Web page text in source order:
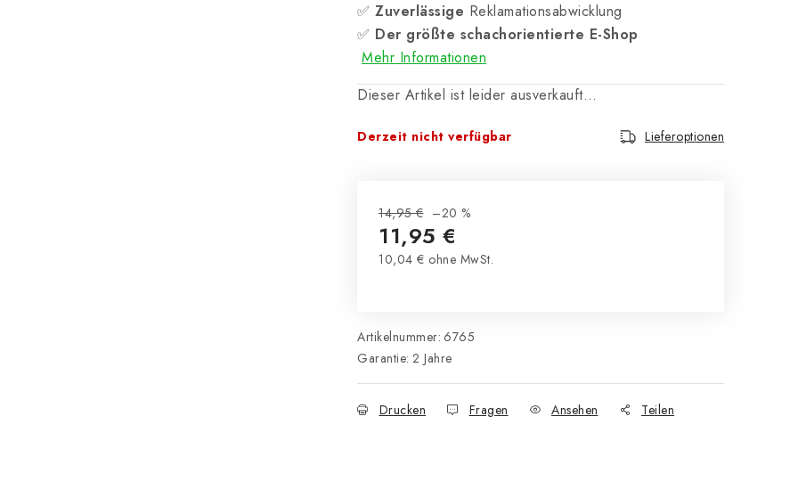
✅ Zuverlässige Reklamationsabwicklung
✅ Der größte schachorientierte E-Shop
Mehr Informationen
Dieser Artikel ist leider ausverkauft…
Derzeit nicht verfügbar Lieferoptionen
14,95 € –20 %
11,95 €
10,04 € ohne MwSt.
Artikelnummer: 6765
Garantie: 2 Jahre
Drucken Fragen Ansehen Teilen